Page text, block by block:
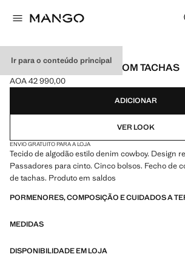
Ir para o conteúdo principal
CALÇÕES DE GANGA COM TACHAS
Preço atual [AOA 42 990,00 ]
AOA 42 990,00
Selecione uma cor
ADICIONAR
VER LOOK
ENVIO GRATUITO PARA A LOJA
Tecido de algodão estilo denim cowboy. Design
Passadores para cinto. Cinco bolsos. Fecho de
de tachas. Produto em saldos
PORMENORES, COMPOSIÇÃO E CUIDADOS A
MEDIDAS
DISPONIBILIDADE EM LOJA